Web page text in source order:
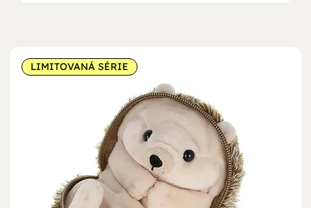
LIMITOVANÁ SÉRIE